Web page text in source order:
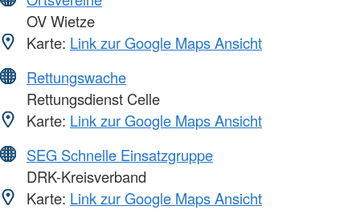
OV Wietze
Karte: Link zur Google Maps Ansicht
Rettungswache
Rettungsdienst Celle
Karte: Link zur Google Maps Ansicht
SEG Schnelle Einsatzgruppe
DRK-Kreisverband
Karte: Link zur Google Maps Ansicht